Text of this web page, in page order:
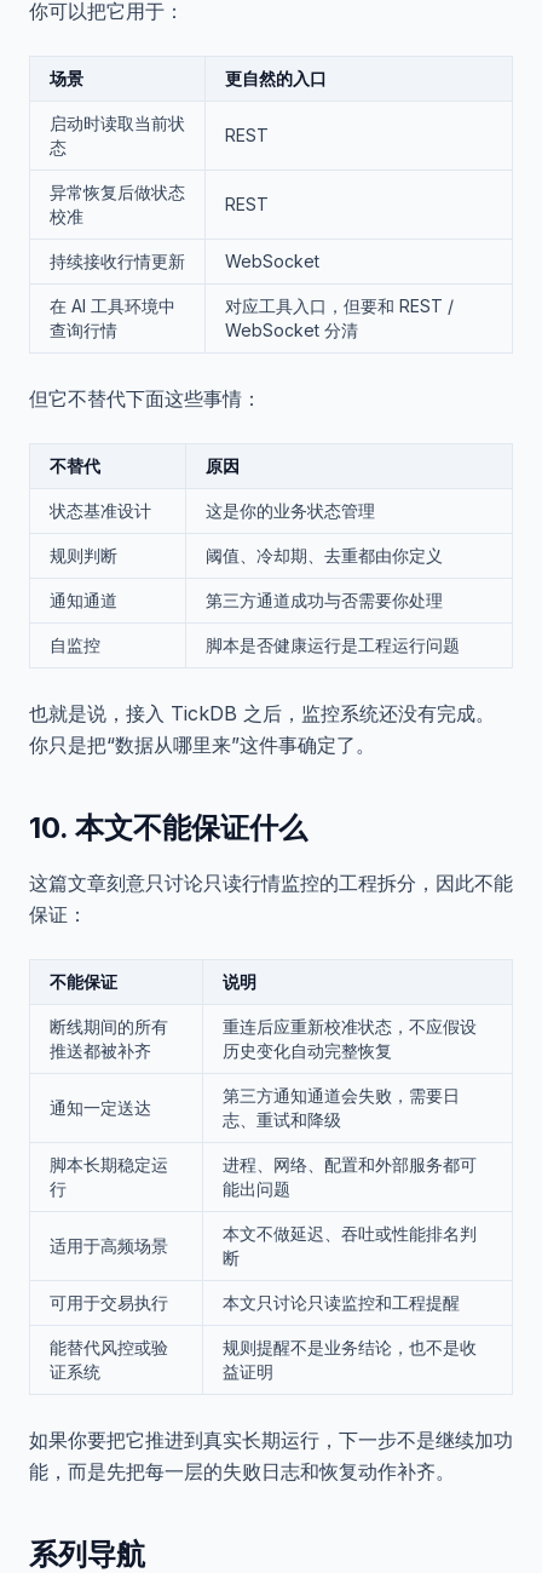
你可以把它用于：
场景 更自然的入口
启动时读取当前状
态
REST
异常恢复后做状态
校准
REST
持续接收行情更新 WebSocket
在 AI 工具环境中
查询行情
对应工具入口，但要和 REST /
WebSocket 分清
但它不替代下面这些事情：
不替代 原因
状态基准设计 这是你的业务状态管理
规则判断 阈值、冷却期、去重都由你定义
通知通道 第三方通道成功与否需要你处理
自监控 脚本是否健康运行是工程运行问题
也就是说，接入 TickDB 之后，监控系统还没有完成。
你只是把“数据从哪里来”这件事确定了。
10. 本文不能保证什么
这篇文章刻意只讨论只读行情监控的工程拆分，因此不能
保证：
不能保证 说明
断线期间的所有
推送都被补齐
重连后应重新校准状态，不应假设
历史变化自动完整恢复
通知一定送达
第三方通知通道会失败，需要日
志、重试和降级
脚本长期稳定运
行
进程、网络、配置和外部服务都可
能出问题
适用于高频场景
本文不做延迟、吞吐或性能排名判
断
可用于交易执行 本文只讨论只读监控和工程提醒
能替代风控或验
证系统
规则提醒不是业务结论，也不是收
益证明
如果你要把它推进到真实长期运行，下一步不是继续加功
能，而是先把每一层的失败日志和恢复动作补齐。
系列导航